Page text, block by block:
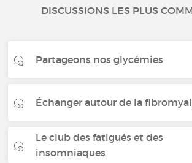
DISCUSSIONS LES PLUS
Partageons nos glycémies
Échanger autour de la
Le club des fatigués et des
insomniaques